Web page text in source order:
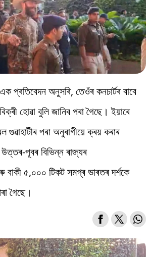
প্ৰতিবেদন অনুসৰি, তেওঁৰ কনচাৰ্টৰ বাবে
হোৱা বুলি জানিব পৰা গৈছে। ইয়াৰে
গুৱাহাটীৰ পৰা অনুৰাগীয়ে ক্ৰয় কৰাৰ
পূবৰ বিভিন্ন ৰাজ্যৰ
৫,০০০ টিকট সমগ্ৰ ভাৰতৰ দৰ্শকে
গৈছে।